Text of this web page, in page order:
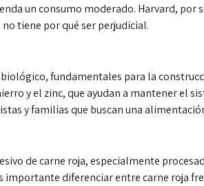
un consumo moderado. Harvard, por
tiene por qué ser perjudicial.
fundamentales para la
y el zinc, que ayudan a mantener el
y familias que buscan una
de carne roja, especialmente
diferenciar entre carne roja